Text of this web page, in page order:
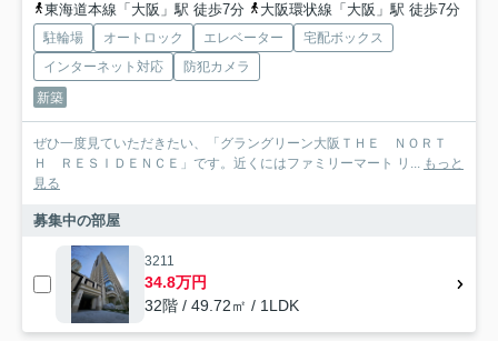
東海道本線「大阪」駅 徒歩7分
大阪環状線「大阪」駅 徒歩7分
駐輪場 オートロック エレベーター
宅配ボックス
インターネット対応
防犯カメラ
新築
ぜひ一度見ていただきたい、「グラングリーン大阪ＴＨＥ ＮＯＲＴ
Ｈ ＲＥＳＩＤＥＮＣＥ」です。近くにはファミリーマート リ... もっと
見る
募集中の部屋
3211
34.8万円
32階 / 49.72㎡ / 1LDK